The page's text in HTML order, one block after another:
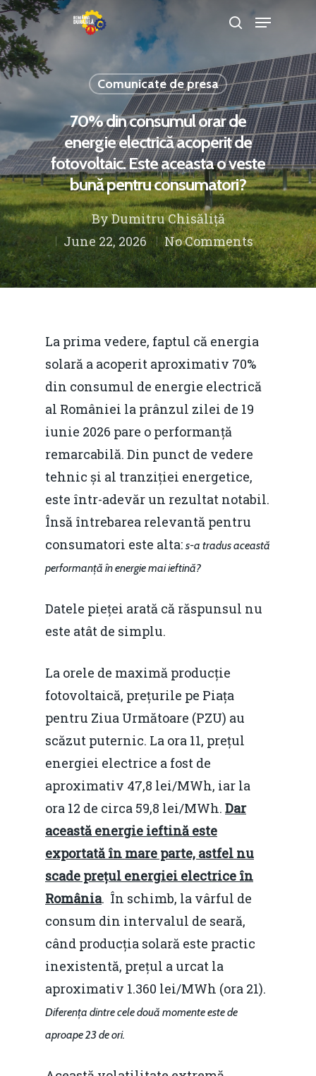
Hit enter to search or ESC to close
Comunicate de presa
70% din consumul orar de
energie electrică acoperit de
fotovoltaic. Este aceasta o veste
bună pentru consumatori?
ByDumitru Chisăliță
June 22, 2026
No Comments
La prima vedere, faptul că energia
solară a acoperit aproximativ 70%
din consumul de energie electrică
al României la prânzul zilei de 19
iunie 2026 pare o performanță
remarcabilă. Din punct de vedere
tehnic și al tranziției energetice,
este într-adevăr un rezultat notabil.
Însă întrebarea relevantă pentru
consumatori este alta: s-a tradus această
performanță în energie mai ieftină?
Datele pieței arată că răspunsul nu
este atât de simplu.
La orele de maximă producție
fotovoltaică, prețurile pe Piața
pentru Ziua Următoare (PZU) au
scăzut puternic. La ora 11, prețul
energiei electrice a fost de
aproximativ 47,8 lei/MWh, iar la
ora 12 de circa 59,8 lei/MWh. Dar
această energie ieftină este
exportată în mare parte, astfel nu
scade prețul energiei electrice în
România. În schimb, la vârful de
consum din intervalul de seară,
când producția solară este practic
inexistentă, prețul a urcat la
aproximativ 1.360 lei/MWh (ora 21).
Diferența dintre cele două momente este de
aproape 23 de ori.